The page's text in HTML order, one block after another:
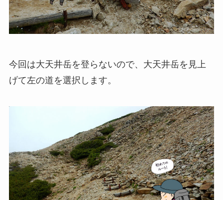
今回は大天井岳を登らないので、大天井岳を見上
げて左の道を選択します。